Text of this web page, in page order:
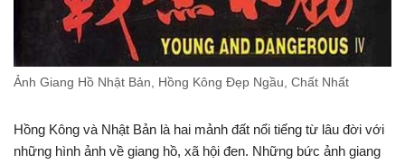
Ảnh Giang Hồ Nhật Bản, Hồng Kông Đẹp Ngầu, Chất Nhất
Hồng Kông và Nhật Bản là hai mảnh đất nổi tiếng từ lâu đời với
những hình ảnh về giang hồ, xã hội đen. Những bức ảnh giang